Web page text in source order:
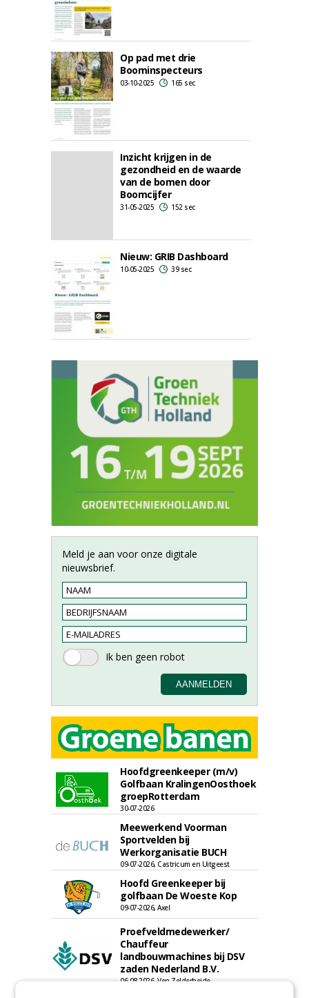
Op pad met drie
Boominspecteurs
03-10-2025 165 sec
Inzicht krijgen in de
gezondheid en de waarde
van de bomen door
Boomcijfer
31-05-2025 152 sec
Nieuw: GRIB Dashboard
10-05-2025 39 sec
Meld je aan voor onze digitale
nieuwsbrief.
Hoofdgreenkeeper (m/v)
Golfbaan KralingenOosthoek
groepRotterdam
30-07-2026
Meewerkend Voorman
Sportvelden bij
Werkorganisatie BUCH
09-07-2026, Castricum en Uitgeest
Hoofd Greenkeeper bij
golfbaan De Woeste Kop
09-07-2026, Axel
Proefveldmedewerker/
Chauffeur
landbouwmachines bij DSV
zaden Nederland B.V.
06-08-2026, Ven-Zelderheide